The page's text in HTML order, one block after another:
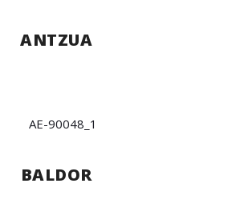
ANTZUA
BALDOR